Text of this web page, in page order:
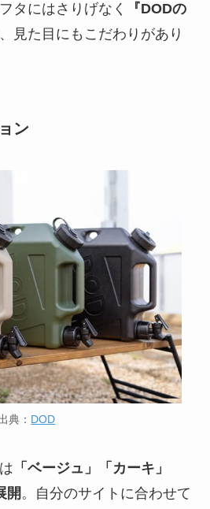
タにはさりげなく
『DODの
、見た目にもこだわりがあり
ン
典： DOD
「ベージュ」「カーキ」
開 。自分のサイトに合わせて